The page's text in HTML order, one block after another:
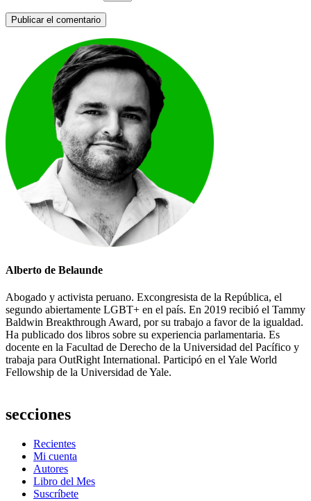
Alberto de Belaunde
Abogado y activista peruano. Excongresista de la República, el
segundo abiertamente LGBT+ en el país. En 2019 recibió el Tammy
Baldwin Breakthrough Award, por su trabajo a favor de la igualdad.
Ha publicado dos libros sobre su experiencia parlamentaria. Es
docente en la Facultad de Derecho de la Universidad del Pacífico y
trabaja para OutRight International. Participó en el Yale World
Fellowship de la Universidad de Yale.
secciones
Recientes
Mi cuenta
Autores
Libro del Mes
Suscríbete